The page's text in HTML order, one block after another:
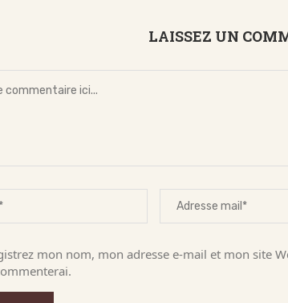
LAISSEZ UN
mon nom, mon adresse e-mail et mon site